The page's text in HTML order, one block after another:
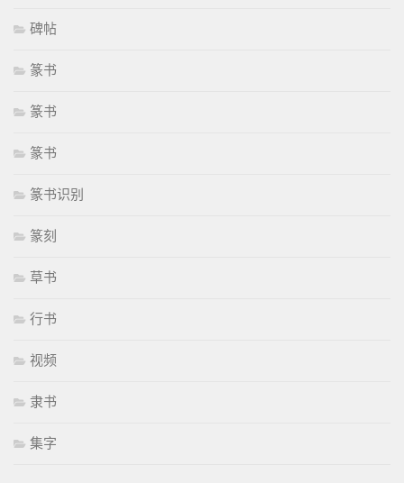
碑帖
篆书
篆书
篆书
篆书识别
篆刻
草书
行书
视频
隶书
集字